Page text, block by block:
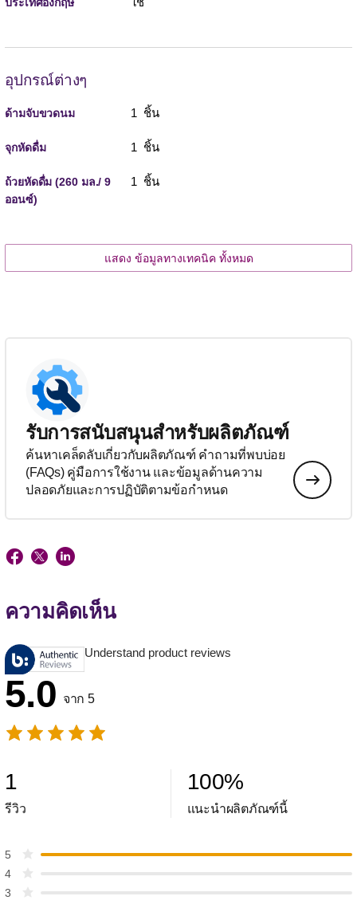
อุปกรณ์ต่างๆ
ด้ามจับขวดนม 1 ชิ้น
จุกหัดดื่ม 1 ชิ้น
ถ้วยหัดดื่ม (260 มล./ 9
ออนซ์)
1 ชิ้น
แสดง ข้อมูลทางเทคนิค ทั้งหมด
รับการสนับสนุนสำหรับผลิตภัณฑ์
ค้นหาเคล็ดลับเกี่ยวกับผลิตภัณฑ์ คำถามที่พบบ่อย
(FAQs) คู่มือการใช้งาน และข้อมูลด้านความ
ปลอดภัยและการปฏิบัติตามข้อกำหนด
ความคิดเห็น
Understand product reviews
5.0 จาก 5
1
รีวิว
100%
แนะนำผลิตภัณฑ์นี้
5
4
3